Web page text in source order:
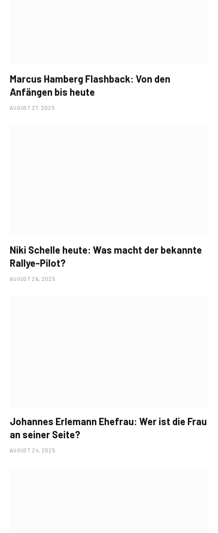
Marcus Hamberg Flashback: Von den
Anfängen bis heute
AUGUST 27, 2025
Niki Schelle heute: Was macht der bekannte
Rallye-Pilot?
AUGUST 26, 2025
Johannes Erlemann Ehefrau: Wer ist die Frau
an seiner Seite?
AUGUST 24, 2025